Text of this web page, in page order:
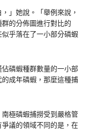
」她說。「舉例來說，
的分佈圖進行對比的
乎落在了一小部分磷蝦
磷蝦種群數量的一小部
成年磷蝦，那麼這種捕
極磷蝦捕撈受到嚴格管
議的領域不同的是，在